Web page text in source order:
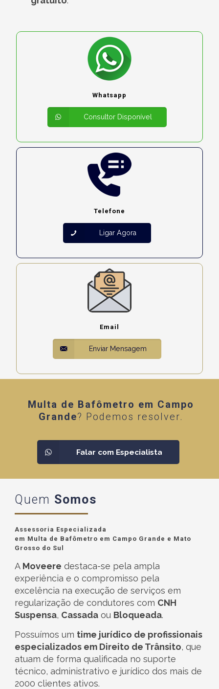
Whatsapp
Consultor Disponível
Telefone
Ligar Agora
Email
Enviar Mensagem
Multa de Bafômetro em Campo
Grande? Podemos resolver.
Falar com Especialista
Quem Somos
Assessoria Especializada
em Multa de Bafômetro em Campo Grande e Mato
Grosso do Sul
A Moveere destaca-se pela ampla
experiência e o compromisso pela
excelência na execução de serviços em
regularização de condutores com CNH
Suspensa, Cassada ou Bloqueada.
Possuímos um time jurídico de profissionais
especializados em Direito de Trânsito, que
atuam de forma qualificada no suporte
técnico, administrativo e jurídico dos mais de
2000 clientes ativos.